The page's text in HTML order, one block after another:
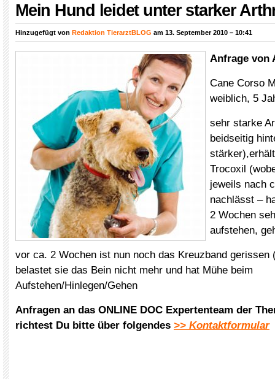
Mein Hund leidet unter starker
Hinzugefügt von Redaktion TierarztBLOG am 13. September 2010 – 10:41
Anfrage von
Cane Corso
weiblich, 5
sehr starke
beidseitig
Trocoxil
jeweils nach
nachlässt –
2 Wochen
aufstehen,
vor ca. 2 Wochen ist nun noch das Kreuzband gerissen
belastet sie das Bein nicht mehr und hat Mühe beim
Aufstehen/Hinlegen/Gehen
Anfragen an das ONLINE DOC Expertenteam der
richtest Du bitte über folgendes >> Kontaktformular